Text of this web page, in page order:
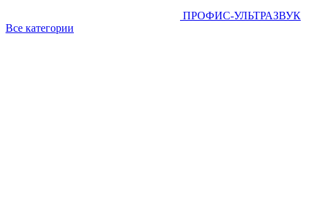
ПРОФИС-УЛЬТРАЗВУК
Все категории